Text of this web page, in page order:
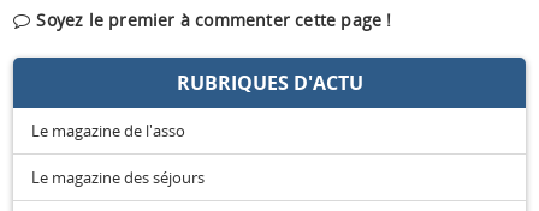
Soyez le premier à commenter cette page !
RUBRIQUES D'ACTU
Le magazine de l'asso
Le magazine des séjours